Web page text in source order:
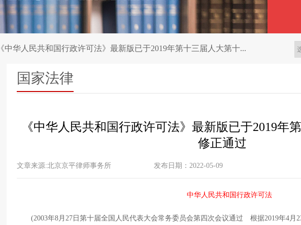
《中华人民共和国行政许可法》最新版已于2019年第十三届人大第十...
国家法律
《中华人民共和国行政许可法》最新版已于2019年
修正通过
文章来源:北京京平律师事务所 发布日期：2022-05-09
中华人民共和国行政许可法
(2003年8月27日第十届全国人民代表大会常务委员会第四次会议通过 根据2019年4月